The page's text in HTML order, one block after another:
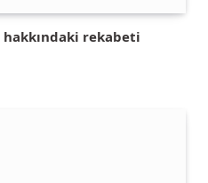
hakkındaki rekabeti